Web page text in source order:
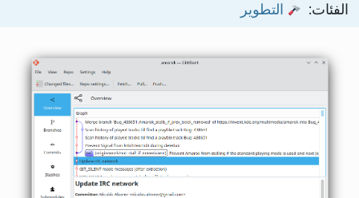
الفئات: التطوير